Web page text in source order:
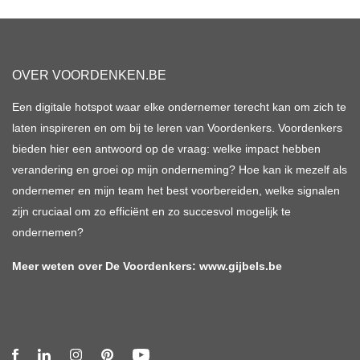
OVER VOORDENKEN.BE
Een digitale hotspot waar elke ondernemer terecht kan om zich te
laten inspireren en om bij te leren van Voordenkers. Voordenkers
bieden hier een antwoord op de vraag: welke impact hebben
verandering en groei op mijn onderneming? Hoe kan ik mezelf als
ondernemer en mijn team het best voorbereiden, welke signalen
zijn cruciaal om zo efficiënt en zo succesvol mogelijk te
ondernemen?
Meer weten over De Voordenkers: www.gijbels.be